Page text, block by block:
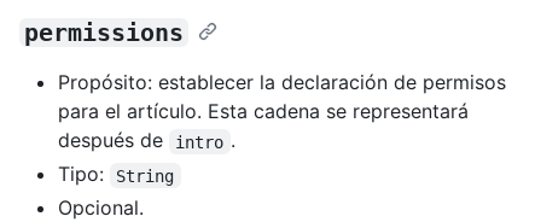
permissions
Propósito: establecer la declaración de permisos
para el artículo. Esta cadena se representará
después de
intro .
Tipo:
String
Opcional.